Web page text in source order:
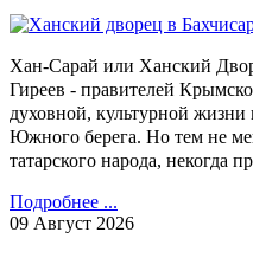
Хан-Сарай или Ханский
Гиреев - правителей
духовной, культурной жизни
Южного берега. Но тем не
татарского народа, некогда
Подробнее ...
09 Август 2026